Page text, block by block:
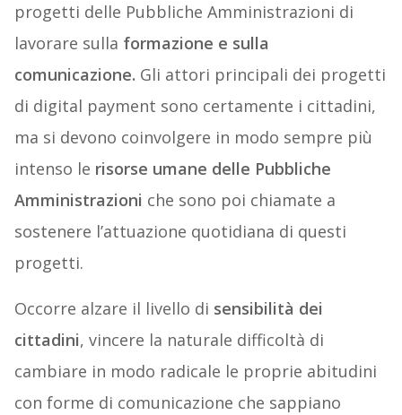
progetti delle Pubbliche Amministrazioni di
lavorare sulla formazione e sulla
comunicazione. Gli attori principali dei progetti
di digital payment sono certamente i cittadini,
ma si devono coinvolgere in modo sempre più
intenso le risorse umane delle Pubbliche
Amministrazioni che sono poi chiamate a
sostenere l’attuazione quotidiana di questi
progetti.
Occorre alzare il livello di sensibilità dei
cittadini, vincere la naturale difficoltà di
cambiare in modo radicale le proprie abitudini
con forme di comunicazione che sappiano